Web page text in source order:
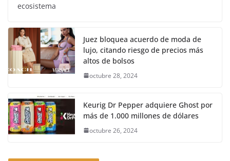
ecosistema
Juez bloquea acuerdo de moda de
lujo, citando riesgo de precios más
altos de bolsos
octubre 28, 2024
Keurig Dr Pepper adquiere Ghost por
más de 1.000 millones de dólares
octubre 26, 2024